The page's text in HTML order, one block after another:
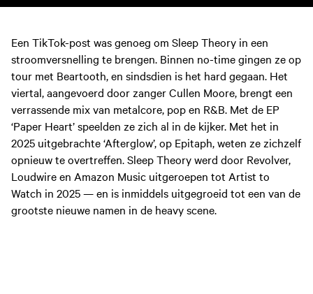
Een TikTok-post was genoeg om Sleep Theory in een
stroomversnelling te brengen. Binnen no-time gingen ze op
tour met Beartooth, en sindsdien is het hard gegaan. Het
viertal, aangevoerd door zanger Cullen Moore, brengt een
verrassende mix van metalcore, pop en R&B. Met de EP
‘Paper Heart’ speelden ze zich al in de kijker. Met het in
2025 uitgebrachte ‘Afterglow’, op Epitaph, weten ze zichzelf
opnieuw te overtreffen. Sleep Theory werd door Revolver,
Loudwire en Amazon Music uitgeroepen tot Artist to
Watch in 2025 — en is inmiddels uitgegroeid tot een van de
grootste nieuwe namen in de heavy scene.